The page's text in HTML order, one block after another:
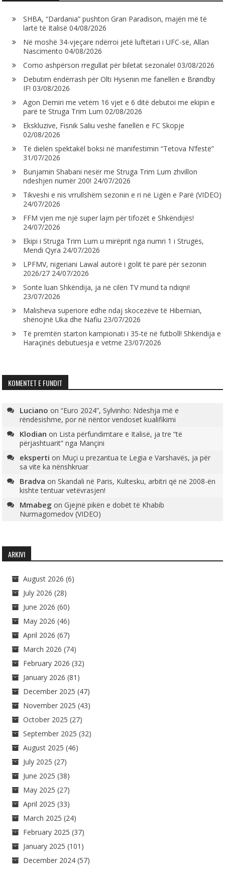
SHBA, “Dardania” pushton Gran Paradison, majën më të
lartë të Italisë 04/08/2026
Në moshë 34-vjeçare ndërroi jetë luftëtari i UFC-së, Allan
Nascimento 04/08/2026
Como ashpërson rregullat për biletat sezonale! 03/08/2026
Debutim ëndërrash për Olti Hysenin me fanellën e Brøndby
IF! 03/08/2026
Agon Demiri me vetëm 16 vjet e 6 ditë debutoi me ekipin e
parë të Struga Trim Lum 02/08/2026
Ekskluzive, Fisnik Saliu veshë fanellën e FC Skopje
02/08/2026
Të dielën spektakël boksi në manifestimin “Tetova N’festë”
31/07/2026
Bunjamin Shabani nesër me Struga Trim Lum zhvillon
ndeshjen numër 200! 24/07/2026
Tikveshi e nis vrrullshëm sezonin e ri në Ligën e Parë (VIDEO)
24/07/2026
FFM vjen me një super lajm për tifozët e Shkëndijës!
24/07/2026
Ekipi i Struga Trim Lum u mirëprit nga numri 1 i Strugës,
Mendi Qyra 24/07/2026
LPFMV, nigeriani Lawal autorë i golit të parë për sezonin
2026/27 24/07/2026
Sonte luan Shkëndija, ja në cilën TV mund ta ndiqni!
23/07/2026
Malisheva superiore edhe ndaj skocezëve të Hibernian,
shënojnë Uka dhe Nafiu 23/07/2026
Të premtën starton kampionati i 35-të në futboll! Shkëndija e
Haraçinës debutuesja e vetme 23/07/2026
KOMENTET E FUNDIT
Luciano on“Euro 2024”, Sylvinho: Ndeshja më e
rëndësishme, por në nëntor vendoset kualifikimi
Klodian on Lista përfundimtare e Italisë, ja tre “të
përjashtuarit” nga Mançini
eksperti on Muçi u prezantua te Legia e Varshavës, ja për
sa vite ka nënshkruar
Bradva onSkandali në Paris, Kultesku, arbitri që në 2008-ën
kishte tentuar vetëvrasjen!
Mmabeg onGjejnë pikën e dobët të Khabib
Nurmagomedov (VIDEO)
ARKIVI
August 2026 (6)
July 2026 (28)
June 2026 (60)
May 2026 (46)
April 2026 (67)
March 2026 (74)
February 2026 (32)
January 2026 (81)
December 2025 (47)
November 2025 (43)
October 2025 (27)
September 2025 (32)
August 2025 (46)
July 2025 (27)
June 2025 (38)
May 2025 (27)
April 2025 (33)
March 2025 (24)
February 2025 (37)
January 2025 (101)
December 2024 (57)